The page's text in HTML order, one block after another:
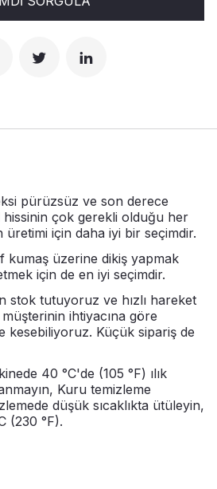
pürüzsüz ve son derece
çok gerekli olduğu her
üretimi için daha iyi bir seçimdir.
kumaş üzerine dikiş yapmak
için de en iyi seçimdir.
stok tutuyoruz ve hızlı hareket
müşterinin ihtiyacına göre
kesebiliyoruz. Küçük sipariş de
40 °C'de (105 °F) ılık
Kuru temizleme
düşük sıcaklıkta ütüleyin,
(230 °F).